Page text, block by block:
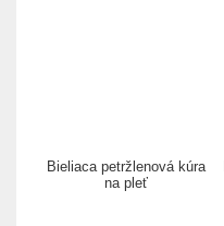
Bieliaca petržlenová kúra
na pleť